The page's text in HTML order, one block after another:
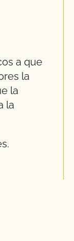
a que
la
la
la